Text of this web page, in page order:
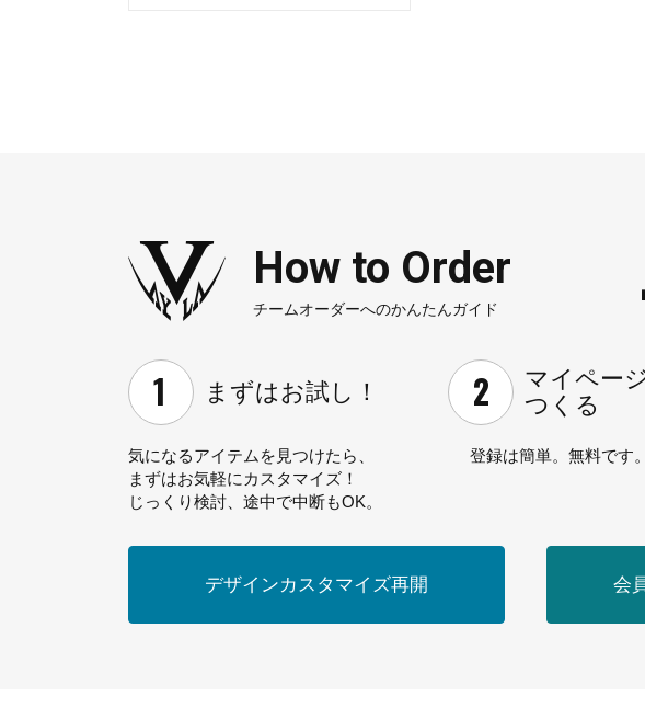
How to Order
チームオーダーへのかんたんガイド
まずはお試し！
気になるアイテムを見つけたら、
まずはお気軽にカスタマイズ！
じっくり検討、途中で中断もOK。
マイペー
つくる
登録は簡単。無料です。
デザインカスタマイズ再開 会